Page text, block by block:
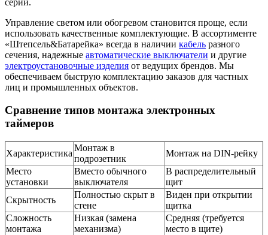
Управление светом или обогревом становится проще, если
использовать качественные комплектующие. В ассортименте
«Штепсель&Батарейка» всегда в наличии кабель разного
сечения, надежные автоматические выключатели и другие
электроустановочные изделия от ведущих брендов. Мы
обеспечиваем быструю комплектацию заказов для частных
лиц и промышленных объектов.
Сравнение типов монтажа электронных
таймеров
Характеристика
Монтаж в
подрозетник
Монтаж на DIN-рейку
Место
установки
Вместо обычного
выключателя
В распределительный
щит
Скрытность
Полностью скрыт в
стене
Виден при открытии
щитка
Сложность
монтажа
Низкая (замена
механизма)
Средняя (требуется
место в щите)